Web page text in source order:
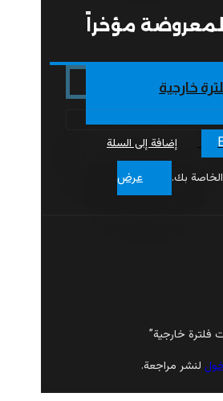
مؤخراً
خارجية
إضافة إلى السلة
بك.
عرض
خارجية”
لنشر مراجعة.